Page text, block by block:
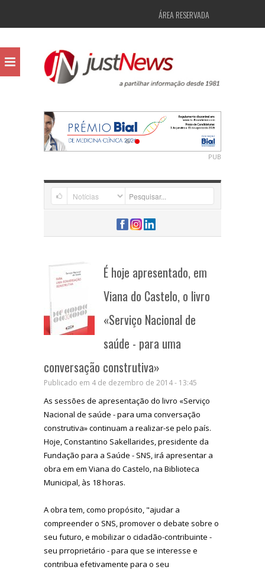
ÁREA RESERVADA
PUB
É hoje apresentado, em
Viana do Castelo, o livro
«Serviço Nacional de
saúde - para uma
conversação construtiva»
Publicado em 4 de dezembro de 2014 - 13:45
As sessões de apresentação do livro «Serviço
Nacional de saúde - para uma conversação
construtiva» continuam a realizar-se pelo país.
Hoje, Constantino Sakellarides, presidente da
Fundação para a Saúde - SNS, irá apresentar a
obra em em Viana do Castelo, na Biblioteca
Municipal, às 18 horas.
A obra tem, como propósito, "ajudar a
compreender o SNS, promover o debate sobre o
seu futuro, e mobilizar o cidadão-contribuinte -
seu prroprietário - para que se interesse e
contribua efetivamente para o seu